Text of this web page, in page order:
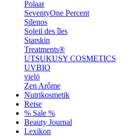
Polaar
SeventyOne Percent
Silenos
Soleil des îles
Starskin
Treatments®
UTSUKUSY COSMETICS
UVBIO
vielö
Zen Arôme
Nutrikosmetik
Reise
% Sale %
Beauty Journal
Lexikon